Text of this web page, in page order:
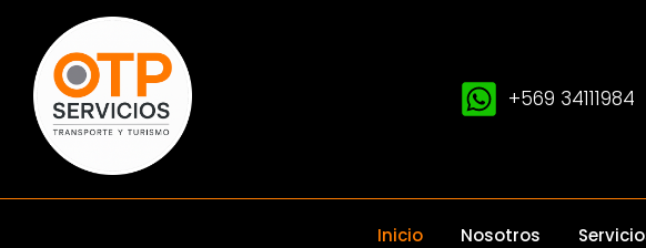
+569 34111984
Inicio Nosotros